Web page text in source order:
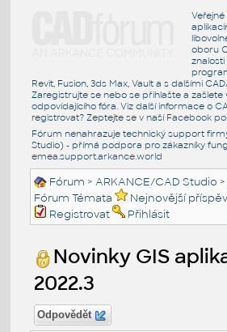
oboru
znalosti
Revit, Fusion, 3ds Max, Vault a s dalšími
Zaregistrujte se nebo se přihlašte a
odpovídajícího fóra. Viz další informace o
registrovat? Zeptejte se v naší Facebook
Fórum nenahrazuje technický support
Studio) - přímá podpora pro zákazníky
emea.support.arkance.world
Fórum >ARKANCE/CAD Studio >
Fórum Témata
Nejnovější
Registrovat
Přihlásit
Novinky GIS
2022.3
Odpovědět